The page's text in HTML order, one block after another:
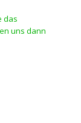
das
uns dann